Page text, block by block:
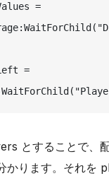
=
=
とすることで、
かります。それを